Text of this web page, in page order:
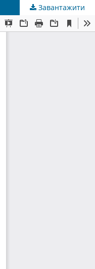
Завантажити